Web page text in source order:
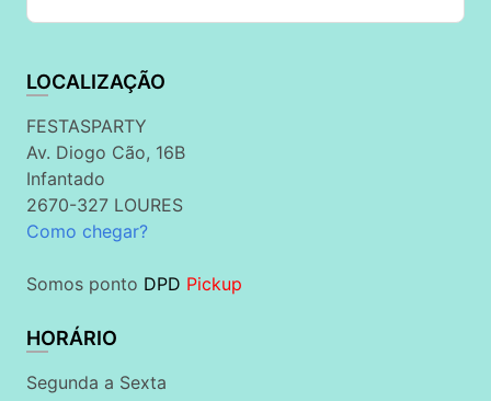
LOCALIZAÇÃO
FESTASPARTY
Av. Diogo Cão, 16B
Infantado
2670-327 LOURES
Como chegar?
Somos ponto DPD Pickup
HORÁRIO
Segunda a Sexta